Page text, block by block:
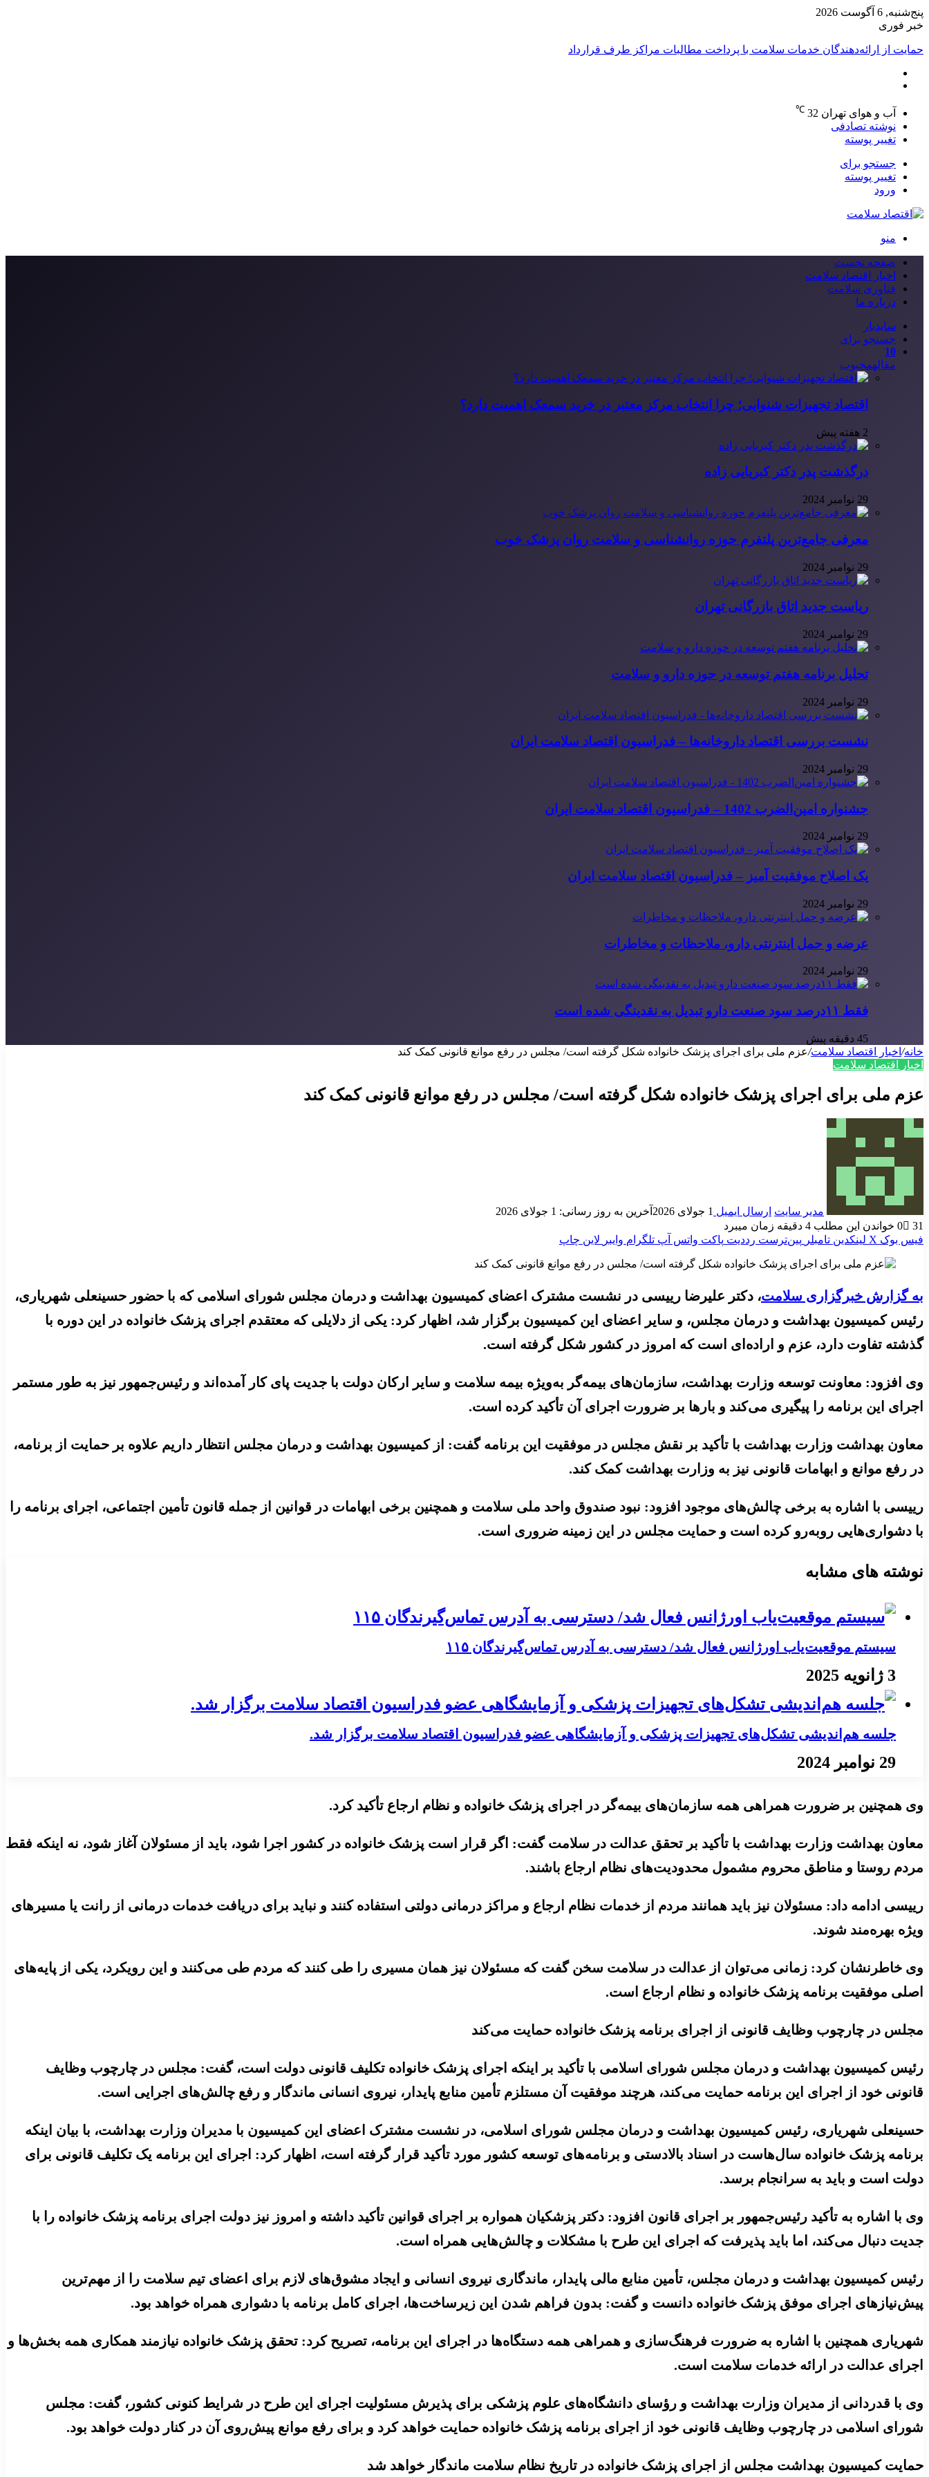
پنج‌شنبه, 6 آگوست 2026
خبر فوری
حمایت از ارائه‌دهندگان خدمات سلامت با پرداخت مطالبات مراکز طرف قرارداد
آب و هوای تهران 32
℃
نوشته تصادفی
تغییر پوسته
جستجو برای
تغییر پوسته
ورود
منو
صفحه نخست
اخبار اقتصاد سلامت
فناوری سلامت
درباره ما
سایدبار
جستجو برای
10
مقالهمحبوب
اقتصاد تجهیزات شنوایی؛ چرا انتخاب مرکز معتبر در خرید سمعک اهمیت دارد؟
2 هفته پیش
درگذشت پدر دکتر کبریایی زاده
29 نوامبر 2024
معرفی جامع‌ترین پلتفرم حوزه روانشناسی و سلامت روان پزشک خوب
29 نوامبر 2024
ریاست جدید اتاق بازرگانی تهران
29 نوامبر 2024
تحلیل برنامه هفتم توسعه در حوزه دارو و سلامت
29 نوامبر 2024
نشست بررسی اقتصاد داروخانه‌ها – فدراسیون اقتصاد سلامت ایران
29 نوامبر 2024
جشنواره امین‌الضرب 1402 – فدراسیون اقتصاد سلامت ایران
29 نوامبر 2024
یک اصلاح موفقیت آمیز – فدراسیون اقتصاد سلامت ایران
29 نوامبر 2024
عرضه و حمل اینترنتی دارو، ملاحظات و مخاطرات
29 نوامبر 2024
فقط ۱۱‌درصد سود صنعت دارو تبدیل به نقدینگی شده است
45 دقیقه پیش
خانه/ اخبار اقتصاد سلامت/عزم ملی برای اجرای پزشک خانواده شکل گرفته است/ مجلس در رفع موانع قانونی کمک کند
اخبار اقتصاد سلامت
عزم ملی برای اجرای پزشک خانواده شکل گرفته است/ مجلس در رفع موانع قانونی کمک کند
مدیر سایت ارسال ایمیل 1 جولای 2026
آخرین به روز رسانی: 1 جولای 2026
0
31
خواندن این مطلب 4 دقیقه زمان میبرد
فیس بوک X لینکدین ‫تامبلر ‫پین‌ترست ‫رددیت پاکت واتس آپ تلگرام وایبر لاین چاپ
به گزارش خبرگزاری سلامت، دکتر علیرضا رییسی در نشست مشترک اعضای کمیسیون بهداشت و درمان مجلس شورای اسلامی که با حضور حسینعلی شهریاری،
رئیس کمیسیون بهداشت و درمان مجلس، و سایر اعضای این کمیسیون برگزار شد، اظهار کرد: یکی از دلایلی که معتقدم اجرای پزشک خانواده در این دوره با
گذشته تفاوت دارد، عزم و اراده‌ای است که امروز در کشور شکل گرفته است.
وی افزود: معاونت توسعه وزارت بهداشت، سازمان‌های بیمه‌گر به‌ویژه بیمه سلامت و سایر ارکان دولت با جدیت پای کار آمده‌اند و رئیس‌جمهور نیز به طور مستمر
اجرای این برنامه را پیگیری می‌کند و بارها بر ضرورت اجرای آن تأکید کرده است.
معاون بهداشت وزارت بهداشت با تأکید بر نقش مجلس در موفقیت این برنامه گفت: از کمیسیون بهداشت و درمان مجلس انتظار داریم علاوه بر حمایت از برنامه،
در رفع موانع و ابهامات قانونی نیز به وزارت بهداشت کمک کند.
رییسی با اشاره به برخی چالش‌های موجود افزود: نبود صندوق واحد ملی سلامت و همچنین برخی ابهامات در قوانین از جمله قانون تأمین اجتماعی، اجرای برنامه را
با دشواری‌هایی روبه‌رو کرده است و حمایت مجلس در این زمینه ضروری است.
نوشته های مشابه
سیستم موقعیت‌یاب اورژانس فعال شد/ دسترسی به آدرس تماس‌گیرندگان ۱۱۵
3 ژانویه 2025
جلسه هم‌اندیشی تشکل‌های تجهیزات پزشکی و آزمایشگاهی عضو فدراسیون اقتصاد سلامت برگزار شد.
29 نوامبر 2024
وی همچنین بر ضرورت همراهی همه سازمان‌های بیمه‌گر در اجرای پزشک خانواده و نظام ارجاع تأکید کرد.
معاون بهداشت وزارت بهداشت با تأکید بر تحقق عدالت در سلامت گفت: اگر قرار است پزشک خانواده در کشور اجرا شود، باید از مسئولان آغاز شود، نه اینکه فقط
مردم روستا و مناطق محروم مشمول محدودیت‌های نظام ارجاع باشند.
رییسی ادامه داد: مسئولان نیز باید همانند مردم از خدمات نظام ارجاع و مراکز درمانی دولتی استفاده کنند و نباید برای دریافت خدمات درمانی از رانت یا مسیرهای
ویژه بهره‌مند شوند.
وی خاطرنشان کرد: زمانی می‌توان از عدالت در سلامت سخن گفت که مسئولان نیز همان مسیری را طی کنند که مردم طی می‌کنند و این رویکرد، یکی از پایه‌های
اصلی موفقیت برنامه پزشک خانواده و نظام ارجاع است.
مجلس در چارچوب وظایف قانونی از اجرای برنامه پزشک خانواده حمایت می‌کند
رئیس کمیسیون بهداشت و درمان مجلس شورای اسلامی با تأکید بر اینکه اجرای پزشک خانواده تکلیف قانونی دولت است، گفت: مجلس در چارچوب وظایف
قانونی خود از اجرای این برنامه حمایت می‌کند، هرچند موفقیت آن مستلزم تأمین منابع پایدار، نیروی انسانی ماندگار و رفع چالش‌های اجرایی است.
حسینعلی شهریاری، رئیس کمیسیون بهداشت و درمان مجلس شورای اسلامی، در نشست مشترک اعضای این کمیسیون با مدیران وزارت بهداشت، با بیان اینکه
برنامه پزشک خانواده سال‌هاست در اسناد بالادستی و برنامه‌های توسعه کشور مورد تأکید قرار گرفته است، اظهار کرد: اجرای این برنامه یک تکلیف قانونی برای
دولت است و باید به سرانجام برسد.
وی با اشاره به تأکید رئیس‌جمهور بر اجرای قانون افزود: دکتر پزشکیان همواره بر اجرای قوانین تأکید داشته و امروز نیز دولت اجرای برنامه پزشک خانواده را با
جدیت دنبال می‌کند، اما باید پذیرفت که اجرای این طرح با مشکلات و چالش‌هایی همراه است.
رئیس کمیسیون بهداشت و درمان مجلس، تأمین منابع مالی پایدار، ماندگاری نیروی انسانی و ایجاد مشوق‌های لازم برای اعضای تیم سلامت را از مهم‌ترین
پیش‌نیازهای اجرای موفق پزشک خانواده دانست و گفت: بدون فراهم شدن این زیرساخت‌ها، اجرای کامل برنامه با دشواری همراه خواهد بود.
شهریاری همچنین با اشاره به ضرورت فرهنگ‌سازی و همراهی همه دستگاه‌ها در اجرای این برنامه، تصریح کرد: تحقق پزشک خانواده نیازمند همکاری همه بخش‌ها و
اجرای عدالت در ارائه خدمات سلامت است.
وی با قدردانی از مدیران وزارت بهداشت و رؤسای دانشگاه‌های علوم پزشکی برای پذیرش مسئولیت اجرای این طرح در شرایط کنونی کشور، گفت: مجلس
شورای اسلامی در چارچوب وظایف قانونی خود از اجرای برنامه پزشک خانواده حمایت خواهد کرد و برای رفع موانع پیش‌روی آن در کنار دولت خواهد بود.
حمایت کمیسیون بهداشت مجلس از اجرای پزشک خانواده در تاریخ نظام سلامت ماندگار خواهد شد